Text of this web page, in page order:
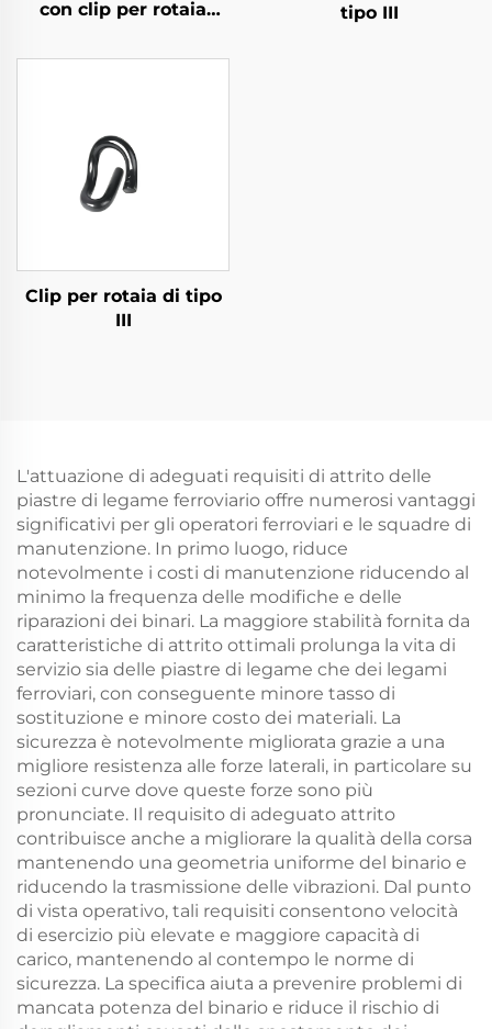
con clip per rotaia
tipo III
Clip per rotaia di tipo
III
L'attuazione di adeguati requisiti di attrito delle
piastre di legame ferroviario offre numerosi vantaggi
significativi per gli operatori ferroviari e le squadre di
manutenzione. In primo luogo, riduce
notevolmente i costi di manutenzione riducendo al
minimo la frequenza delle modifiche e delle
riparazioni dei binari. La maggiore stabilità fornita da
caratteristiche di attrito ottimali prolunga la vita di
servizio sia delle piastre di legame che dei legami
ferroviari, con conseguente minore tasso di
sostituzione e minore costo dei materiali. La
sicurezza è notevolmente migliorata grazie a una
migliore resistenza alle forze laterali, in particolare su
sezioni curve dove queste forze sono più
pronunciate. Il requisito di adeguato attrito
contribuisce anche a migliorare la qualità della corsa
mantenendo una geometria uniforme del binario e
riducendo la trasmissione delle vibrazioni. Dal punto
di vista operativo, tali requisiti consentono velocità
di esercizio più elevate e maggiore capacità di
carico, mantenendo al contempo le norme di
sicurezza. La specifica aiuta a prevenire problemi di
mancata potenza del binario e riduce il rischio di